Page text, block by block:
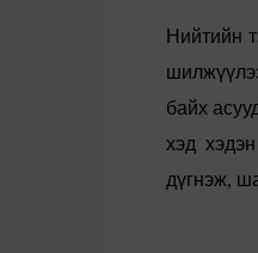
Н ийтийн
байх
хэд хэдэн
дүгнэж,